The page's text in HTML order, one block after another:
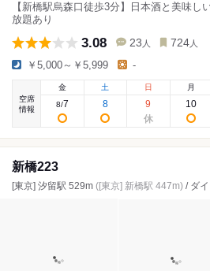
【新橋駅烏森口徒歩3分】日本酒と美味し
放題あり
3.08 23 人 724 人
￥5,000～￥5,999 -
空席
情報
金
8/7
土
8
日
9
月
10
新橋223
[東京] 汐留駅 529m ([東京] 新橋駅 447m) / ダイ